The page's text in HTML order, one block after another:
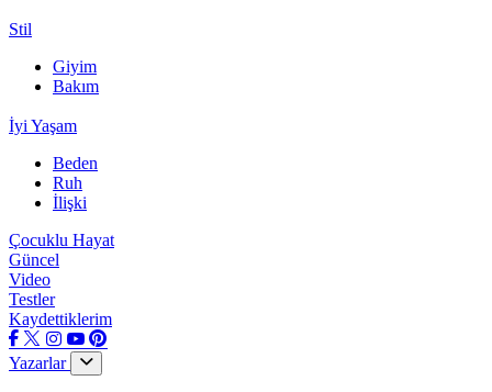
Stil
Giyim
Bakım
İyi Yaşam
Beden
Ruh
İlişki
Çocuklu Hayat
Güncel
Video
Testler
Kaydettiklerim
Yazarlar